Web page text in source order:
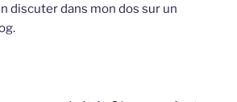
discuter dans mon dos sur un